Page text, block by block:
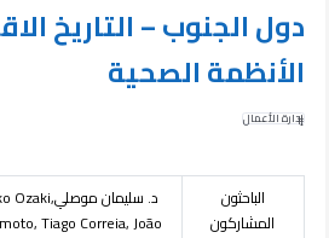
دول الجنوب – التاريخ
الأنظمة الصحية
إدارة الأعمال
الباحثون
المشاركون
د. سليمان موصليOzaki,
Tiago Correia, João